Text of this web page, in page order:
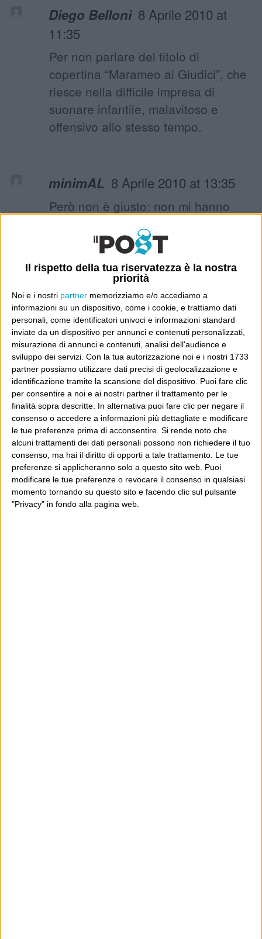
Il rispetto della tua riservatezza è la nostra
priorità
Noi e i nostri partner memorizziamo e/o accediamo a
informazioni su un dispositivo, come i cookie, e trattiamo dati
personali, come identificatori univoci e informazioni standard
inviate da un dispositivo per annunci e contenuti personalizzati,
misurazione di annunci e contenuti, analisi dell'audience e
sviluppo dei servizi. Con la tua autorizzazione noi e i nostri 1733
partner possiamo utilizzare dati precisi di geolocalizzazione e
identificazione tramite la scansione del dispositivo. Puoi fare clic
per consentire a noi e ai nostri partner il trattamento per le
finalità sopra descritte. In alternativa puoi fare clic per negare il
consenso o accedere a informazioni più dettagliate e modificare
le tue preferenze prima di acconsentire. Si rende noto che
alcuni trattamenti dei dati personali possono non richiedere il tuo
consenso, ma hai il diritto di opporti a tale trattamento. Le tue
preferenze si applicheranno solo a questo sito web. Puoi
modificare le tue preferenze o revocare il consenso in qualsiasi
momento tornando su questo sito e facendo clic sul pulsante
"Privacy" in fondo alla pagina web.
Diego Belloni 8 Aprile 2010 at
11:35
Per non parlare del titolo di
copertina “Marameo ai Giudici”, che
riesce nella difficile impresa di
suonare infantile, malavitoso e
offensivo allo stesso tempo.
minimAL 8 Aprile 2010 at 13:35
Però non è giusto: non mi hanno
Voglio una “pagina contro” anche
Ciao,
Alessandro
nicoexp 8 Aprile 2010 at 15:01
… mi risulta anche che l’editoriale
del direttore in prima pagina riporti
raffinate osservazioni sul lavoro de
L’Avvenire.
Diego Belloni 8 Aprile 2010 at
15:30